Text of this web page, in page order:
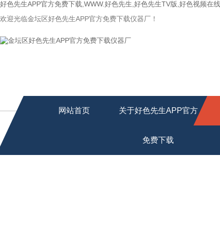
好色先生APP官方免费下载,WWW.好色先生,好色先生TV版,好色视频在
欢迎光临金坛区好色先生APP官方免费下载仪器厂！
网站首页 关于好色先生APP官方
免费下载